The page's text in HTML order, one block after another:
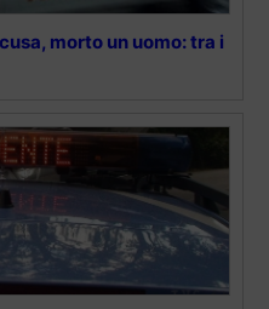
morto un uomo: tra i